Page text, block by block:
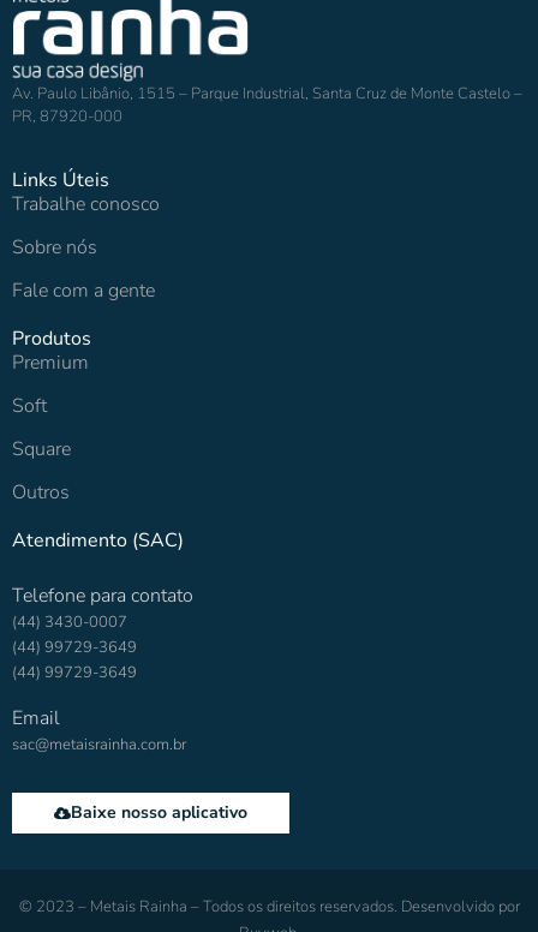
Av. Paulo Libânio, 1515 – Parque Industrial, Santa Cruz de Monte Castelo –
PR, 87920-000
Links Úteis
Trabalhe conosco
Sobre nós
Fale com a gente
Produtos
Premium
Soft
Square
Outros
Atendimento (SAC)
Telefone para contato
(44) 3430-0007
(44) 99729-3649
(44) 99729-3649
Email
sac@metaisrainha.com.br
Baixe nosso aplicativo
© 2023 – Metais Rainha – Todos os direitos reservados. Desenvolvido por